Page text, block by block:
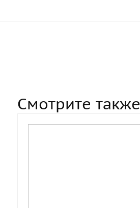
Смотрите также